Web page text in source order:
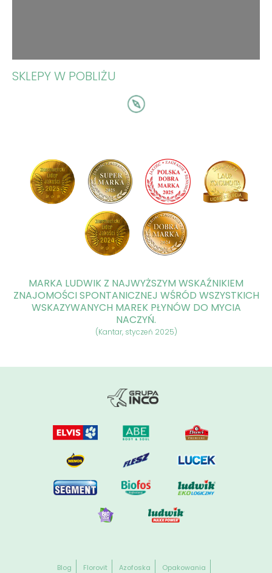
SKLEPY W POBLIŻU
MARKA LUDWIK Z NAJWYŻSZYM WSKAŹNIKIEM
ZNAJOMOŚCI SPONTANICZNEJ WŚRÓD WSZYSTKICH
WSKAZYWANYCH MAREK PŁYNÓW DO MYCIA
NACZYŃ.
(Kantar, styczeń 2025)
Blog Florovit Azofoska Opakowania